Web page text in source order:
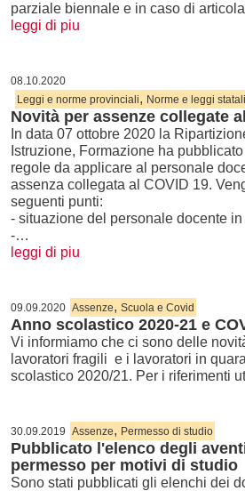
parziale biennale e in caso di
leggi di piu
08.10.2020
Leggi e norme provinciali, Norme e leggi statali
Novità per assenze collegate
In data 07 ottobre 2020 la
Istruzione, Formazione ha
regole da applicare al personale
assenza collegata al COVID 19.
seguenti punti:
- situazione del personale docente
-…
leggi di piu
09.09.2020 Assenze, Scuola e Covid
Anno scolastico 2020-21 e
Vi informiamo che ci sono delle
lavoratori fragili e i lavoratori in
scolastico 2020/21. Per i riferimenti
30.09.2019 Assenze, Permesso di studio
Pubblicato l'elenco degli
permesso per motivi di studio
Sono stati pubblicati gli elenchi dei